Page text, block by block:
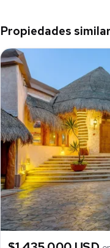
Propiedades